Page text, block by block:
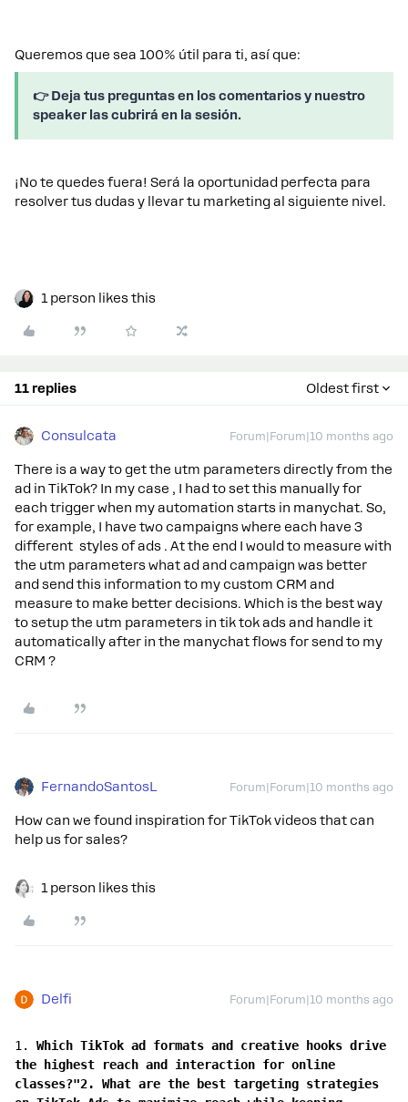
Queremos que sea 100% útil para ti, así que:
👉 Deja tus preguntas en los comentarios y nuestro
speaker las cubrirá en la sesión.
¡No te quedes fuera! Será la oportunidad perfecta para
resolver tus dudas y llevar tu marketing al siguiente nivel.
1 person likes this
11 replies Oldest first
Consulcata Forum|Forum|10 months ago
There is a way to get the utm parameters directly from the
ad in TikTok? In my case , I had to set this manually for
each trigger when my automation starts in manychat. So,
for example, I have two campaigns where each have 3
different styles of ads . At the end I would to measure with
the utm parameters what ad and campaign was better
and send this information to my custom CRM and
measure to make better decisions. Which is the best way
to setup the utm parameters in tik tok ads and handle it
automatically after in the manychat flows for send to my
CRM ?
FernandoSantosL Forum|Forum|10 months ago
How can we found inspiration for TikTok videos that can
help us for sales?
1 person likes this
Delfi Forum|Forum|10 months ago
1. Which TikTok ad formats and creative hooks drive
the highest reach and interaction for online
classes?"2. What are the best targeting strategies